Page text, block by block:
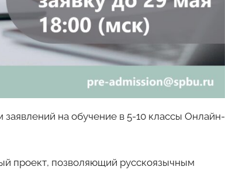
на обучение в 5-10 классы Онлайн-
проект, позволяющий русскоязычным